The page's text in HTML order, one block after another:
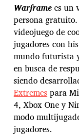
Warframees un
persona
videojuego de
jugadores con
mundo futurista
en busca de
siendo
Extremespara
4, Xbox One y
modo
jugadores.